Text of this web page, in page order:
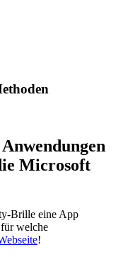
Microsoft
Brille eine App
welche
!